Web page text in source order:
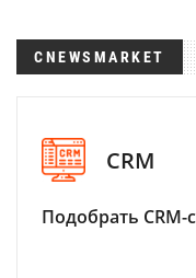
CNEWSMARKET
CRM
Подобрать